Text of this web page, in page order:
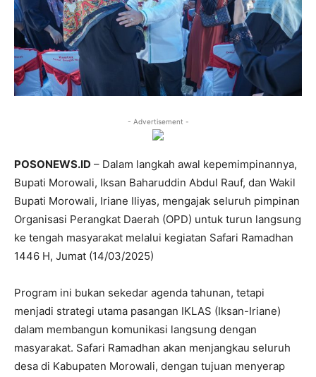
- Advertisement -
POSONEWS.ID – Dalam langkah awal kepemimpinannya,
Bupati Morowali, Iksan Baharuddin Abdul Rauf, dan Wakil
Bupati Morowali, Iriane Iliyas, mengajak seluruh pimpinan
Organisasi Perangkat Daerah (OPD) untuk turun langsung
ke tengah masyarakat melalui kegiatan Safari Ramadhan
1446 H, Jumat (14/03/2025)
Program ini bukan sekedar agenda tahunan, tetapi
menjadi strategi utama pasangan IKLAS (Iksan-Iriane)
dalam membangun komunikasi langsung dengan
masyarakat. Safari Ramadhan akan menjangkau seluruh
desa di Kabupaten Morowali, dengan tujuan menyerap